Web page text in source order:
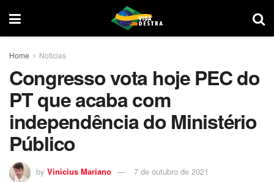
Home Noticias
Congresso vota hoje PEC do
PT que acaba com
independência do Ministério
Público
by Vinicius Mariano 7 de outubro de 2021